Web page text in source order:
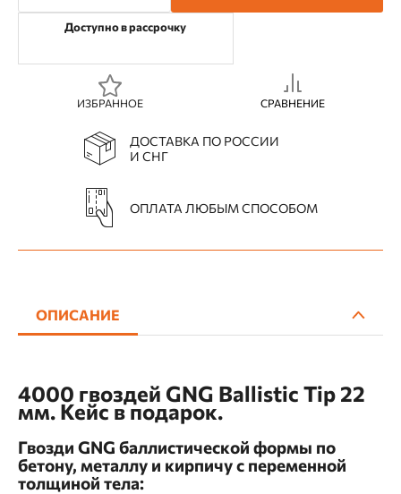
Доступно в рассрочку
ИЗБРАННОЕ СРАВНЕНИЕ
ДОСТАВКА ПО РОССИИ
И СНГ
ОПЛАТА ЛЮБЫМ СПОСОБОМ
ОПИСАНИЕ
4000 гвоздей GNG Ballistic Tip 22
мм. Кейс в подарок.
Гвозди GNG баллистической формы по
бетону, металлу и кирпичу с переменной
толщиной тела: